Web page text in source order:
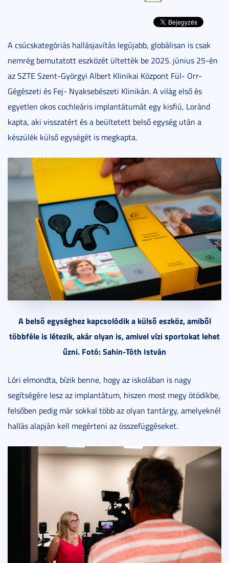
A csúcskategóriás hallásjavítás legújabb, globálisan is csak
nemrég bemutatott eszközét ültették be 2025. június 25-én
az SZTE Szent-Györgyi Albert Klinikai Központ Fül- Orr-
Gégészeti és Fej- Nyaksebészeti Klinikán. A világ első és
egyetlen okos cochleáris implantátumát egy kisfiú, Loránd
kapta, aki visszatért és a beültetett belső egység után a
készülék külső egységét is megkapta.
A belső egységhez kapcsolódik a külső eszköz, amiből
többféle is létezik, akár olyan is, amivel vízi sportokat lehet
űzni. Fotó: Sahin-Tóth István
Lóri elmondta, bízik benne, hogy az iskolában is nagy
segítségére lesz az implantátum, hiszen most megy ötödikbe,
felsőben pedig már sokkal több az olyan tantárgy, amelyeknél
hallás alapján kell megérteni az összefüggéseket.